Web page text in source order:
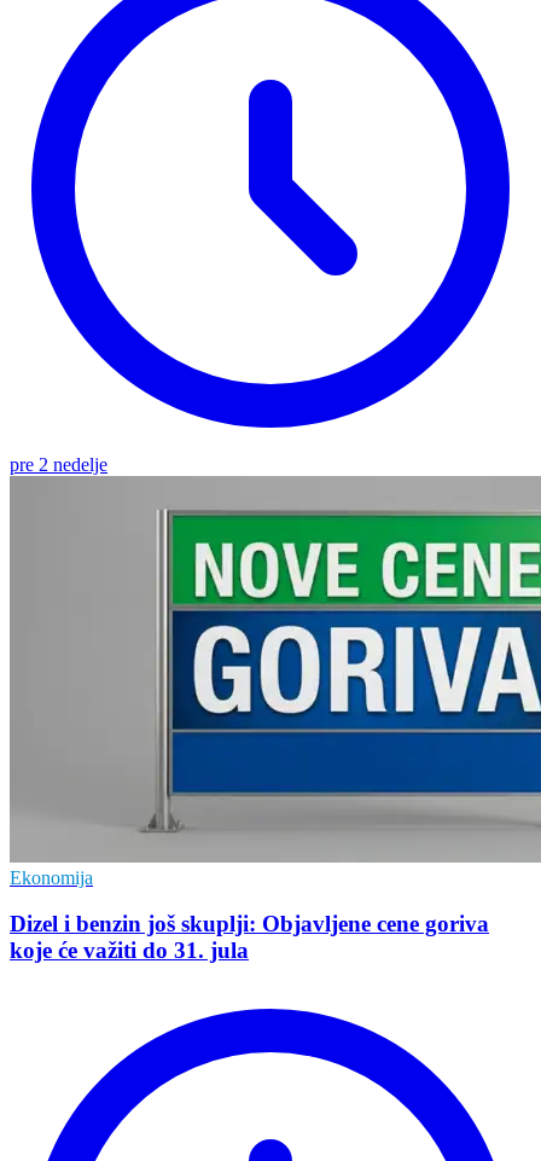
pre 2 nedelje
Ekonomija
Dizel i benzin još skuplji: Objavljene cene goriva
koje će važiti do 31. jula